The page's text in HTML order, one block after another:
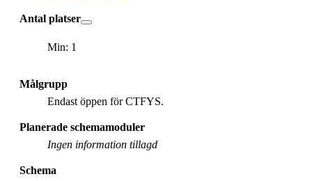
Antal platser
Min: 1
Målgrupp
Endast öppen för CTFYS.
Planerade schemamoduler
Ingen information tillagd
Schema